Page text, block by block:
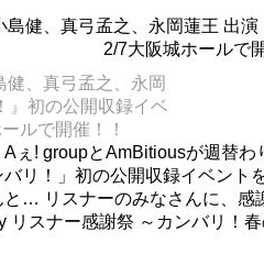
、真弓孟之、永岡
初の公開収録イベ
ルで開催！！
ぇ! groupとAmBitiousが週替
リ！」初の公開収録イベント
… リスナーのみなさんに、
リスナー感謝祭 ～カンバリ！